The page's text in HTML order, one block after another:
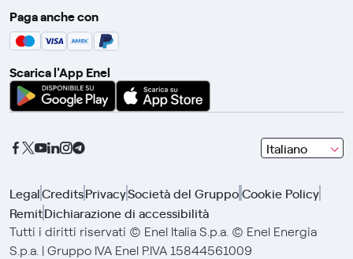
Enel Group
Enel Green Power
Global Procurement
Gridspertise
Paga anche con
Scarica l'App Enel
Italiano
seleziona
una
con
frecce
LegalCreditsPrivacySocietà del GruppoCookie Policy
RemitDichiarazione di accessibilità
Tutti i diritti riservati © Enel Italia S.p.a. © Enel Energia
S.p.a. | Gruppo IVA Enel P.IVA 15844561009